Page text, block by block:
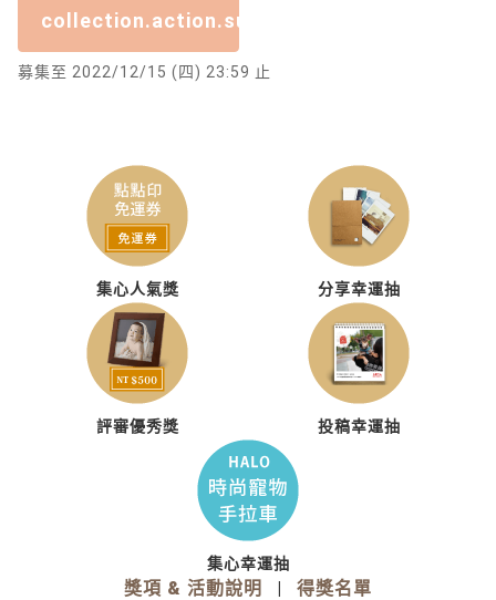
collection.action.submission_closed
募集至 2022/12/15 (四) 23:59 止
獎項 & 活動說明 | 得獎名單
集心人氣獎 分享幸運抽
評審優秀獎 投稿幸運抽
集心幸運抽